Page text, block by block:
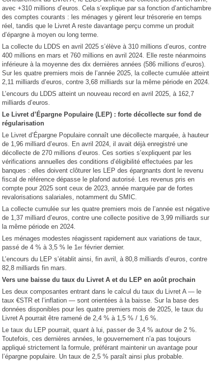
avec +310 millions d’euros. Cela s’explique par sa fonction d’antichambre
des comptes courants : les ménages y gèrent leur trésorerie en temps
réel, tandis que le Livret A reste davantage perçu comme un produit
d’épargne à moyen ou long terme.
La collecte du LDDS en avril 2025 s’élève à 310 millions d’euros, contre
400 millions en mars et 760 millions en avril 2024. Elle reste néanmoins
inférieure à la moyenne des dix dernières années (586 millions d’euros).
Sur les quatre premiers mois de l’année 2025, la collecte cumulée atteint
2,11 milliards d’euros, contre 3,68 milliards sur la même période en 2024.
L’encours du LDDS atteint un nouveau record en avril 2025, à 162,7
milliards d’euros.
Le Livret d’Épargne Populaire (LEP) : forte décollecte sur fond de
régularisation
Le Livret d’Épargne Populaire connaît une décollecte marquée, à hauteur
de 1,96 milliard d’euros. En avril 2024, il avait déjà enregistré une
décollecte de 270 millions d’euros. Ces sorties s’expliquent par les
vérifications annuelles des conditions d’éligibilité effectuées par les
banques : elles doivent clôturer les LEP des épargnants dont le revenu
fiscal de référence dépasse le plafond autorisé. Les revenus pris en
compte pour 2025 sont ceux de 2023, année marquée par de fortes
revalorisations salariales, notamment du SMIC.
La collecte cumulée sur les quatre premiers mois de l’année est négative
de 1,37 milliard d’euros, contre une collecte positive de 3,99 milliards sur
la même période en 2024.
Les ménages modestes réagissent rapidement aux variations de taux,
passé de 4 % à 3,5 % le 1er février dernier.
L’encours du LEP s’établit ainsi, fin avril, à 80,8 milliards d’euros, contre
82,8 milliards fin mars.
Vers une baisse du taux du Livret A et du LEP en août prochain
Les deux composantes entrant dans le calcul du taux du Livret A — le
taux €STR et l’inflation — sont orientées à la baisse. Sur la base des
données disponibles pour les quatre premiers mois de 2025, le taux du
Livret A pourrait être ramené de 2,4 % à 1,5 % / 1,6 %.
Le taux du LEP pourrait, quant à lui, passer de 3,4 % autour de 2 %.
Toutefois, ces dernières années, le gouvernement n’a pas toujours
appliqué strictement la formule, préférant maintenir un avantage pour
l’épargne populaire. Un taux de 2,5 % paraît ainsi plus probable.